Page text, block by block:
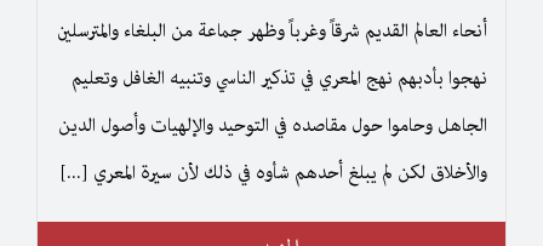
أنحاء العالم القديم شرقاً وغرباً وظهر جماعة من البلغاء والمترسلين
نهجوا بأدبهم نهج المعري في تذكير الناسي وتنبيه الغافل وتعليم
الجاهل وحاموا حول مقاصده في التوحيد والإلهيات وأصول الدين
والأخلاق لكن لم يبلغ أحدهم شأوه في ذلك لأن سيرة المعري [...]